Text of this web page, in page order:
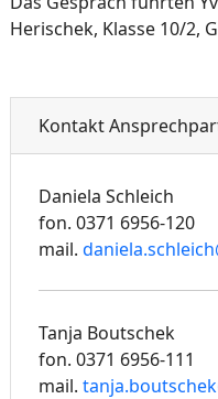
Herischek, Klasse 10/2,
Kontakt
Daniela Schleich
fon. 0371 6956-120
mail.
Tanja Boutschek
fon. 0371 6956-111
mail.